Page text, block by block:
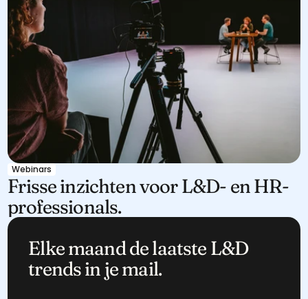
Webinars
Frisse inzichten voor L&D- en HR-
professionals.
Elke maand de laatste L&D
trends in je mail.